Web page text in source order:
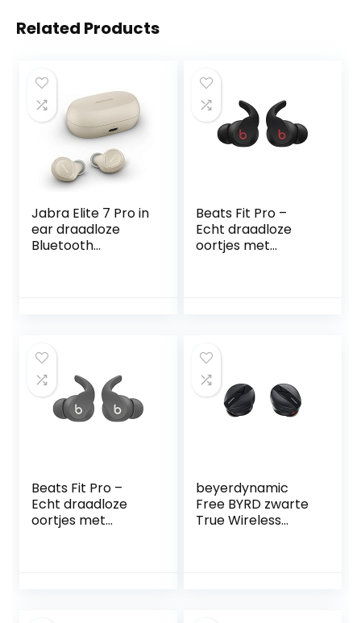
Related Products
Jabra Elite 7 Pro in
ear draadloze
Bluetooth
voor heldere
gesprekken –
goud/beige
Beats Fit Pro –
Echt draadloze
oortjes met
Apple en Android,
Class 1 Bluetooth®,
ingebouwde
microfoon – Zwart
Beats Fit Pro –
Echt draadloze
oortjes met
beyerdynamic
Free BYRD zwarte
True Wireless